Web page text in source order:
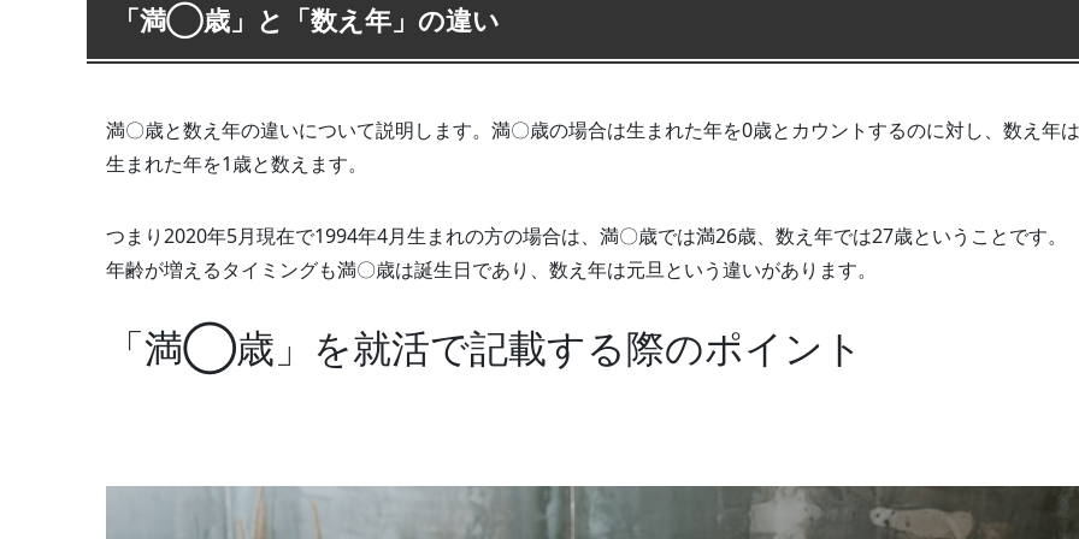
「満◯歳」と「数え年」の違い
満〇歳と数え年の違いについて説明します。満〇歳の場合は生まれた年を0歳とカウントするのに対し、数え年は
生まれた年を1歳と数えます。
つまり2020年5月現在で1994年4月生まれの方の場合は、満〇歳では満26歳、数え年では27歳ということです。
年齢が増えるタイミングも満〇歳は誕生日であり、数え年は元旦という違いがあります。
「満◯歳」を就活で記載する際のポイント